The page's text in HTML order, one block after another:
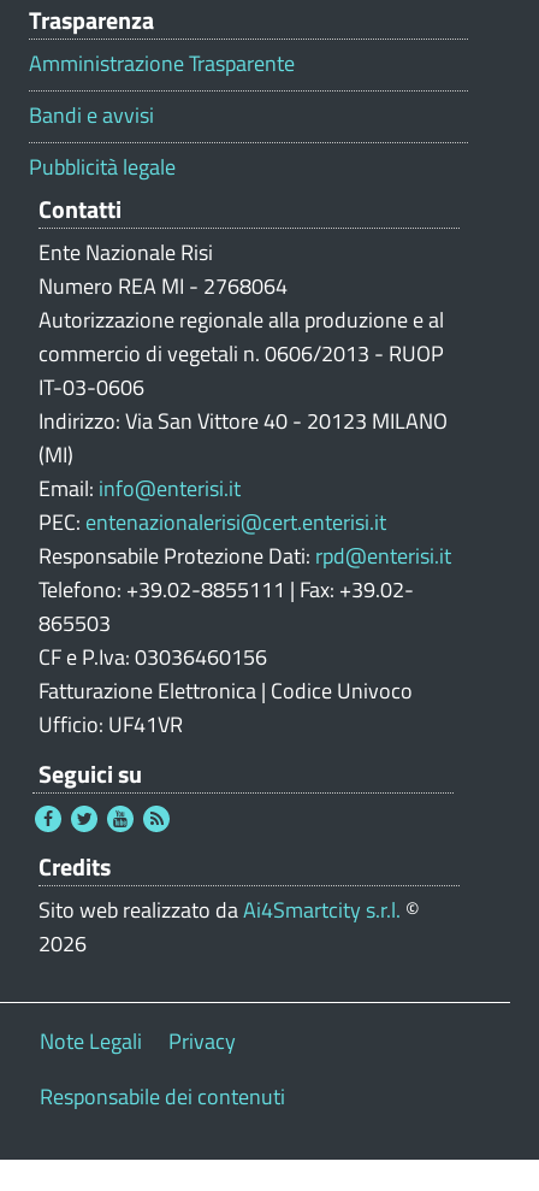
Trasparenza
Amministrazione Trasparente
Bandi e avvisi
Pubblicità legale
Contatti
Ente Nazionale Risi
Numero REA MI - 2768064
Autorizzazione regionale alla produzione e al
commercio di vegetali n. 0606/2013 - RUOP
IT-03-0606
Indirizzo: Via San Vittore 40 - 20123 MILANO
(MI)
Email: info@enterisi.it
PEC: entenazionalerisi@cert.enterisi.it
Responsabile Protezione Dati: rpd@enterisi.it
Telefono: +39.02-8855111 | Fax: +39.02-
865503
CF e P.Iva: 03036460156
Fatturazione Elettronica | Codice Univoco
Ufficio: UF41VR
Seguici su
Credits
Sito web realizzato daAi4Smartcity s.r.l. ©
2026
Note Legali
Privacy
Responsabile dei contenuti